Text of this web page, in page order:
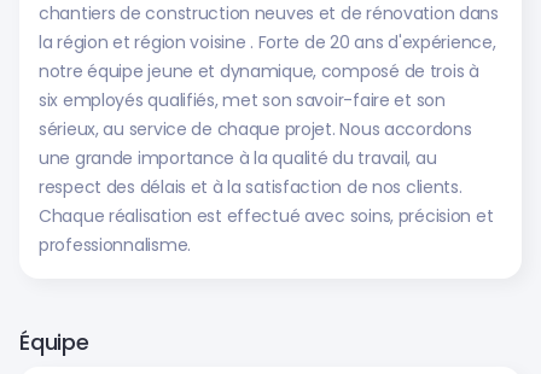
chantiers de construction neuves et de rénovation dans
la région et région voisine . Forte de 20 ans d'expérience,
notre équipe jeune et dynamique, composé de trois à
six employés qualifiés, met son savoir-faire et son
sérieux, au service de chaque projet. Nous accordons
une grande importance à la qualité du travail, au
respect des délais et à la satisfaction de nos clients.
Chaque réalisation est effectué avec soins, précision et
professionnalisme.
Équipe